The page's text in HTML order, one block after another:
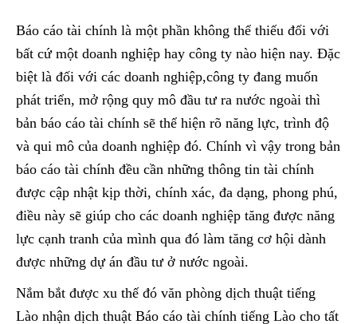
Báo cáo tài chính là một phần không thể thiếu đối với
bất cứ một doanh nghiệp hay công ty nào hiện nay. Đặc
biệt là đối với các doanh nghiệp,công ty đang muốn
phát triển, mở rộng quy mô đầu tư ra nước ngoài thì
bản báo cáo tài chính sẽ thể hiện rõ năng lực, trình độ
và qui mô của doanh nghiệp đó. Chính vì vậy trong bản
báo cáo tài chính đều cần những thông tin tài chính
được cập nhật kịp thời, chính xác, đa dạng, phong phú,
điều này sẽ giúp cho các doanh nghiệp tăng được năng
lực cạnh tranh của mình qua đó làm tăng cơ hội dành
được những dự án đầu tư ở nước ngoài.
Nắm bắt được xu thế đó văn phòng dịch thuật tiếng
Lào nhận dịch thuật Báo cáo tài chính tiếng Lào cho tất